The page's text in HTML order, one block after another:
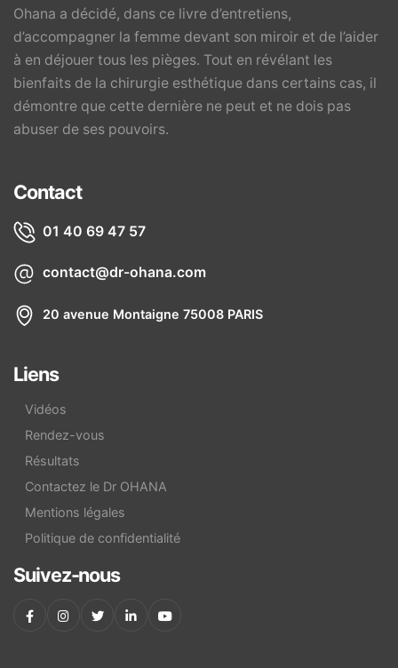
Ohana a décidé, dans ce livre d’entretiens,
d’accompagner la femme devant son miroir et de l’aider
à en déjouer tous les pièges. Tout en révélant les
bienfaits de la chirurgie esthétique dans certains cas, il
démontre que cette dernière ne peut et ne dois pas
abuser de ses pouvoirs.
Contact
01 40 69 47 57
contact@dr-ohana.com
20 avenue Montaigne 75008 PARIS
Liens
Vidéos
Rendez-vous
Résultats
Contactez le Dr OHANA
Mentions légales
Politique de confidentialité
Suivez-nous